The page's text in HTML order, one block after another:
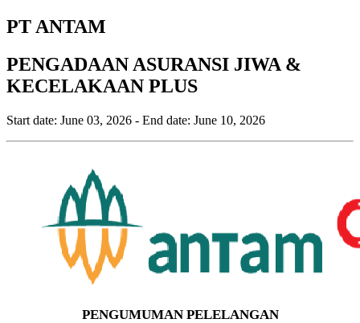
PT ANTAM
PENGADAAN ASURANSI JIWA &
KECELAKAAN PLUS
Start date: June 03, 2026 - End date: June 10, 2026
PENGUMUMAN PELELANGAN